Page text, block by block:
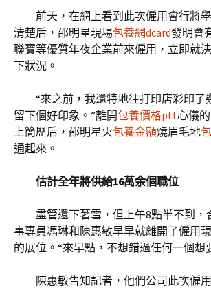
前天，在網上看到此次僱用會行將
清楚后，邵明星現場包養網dcard發明會
聯寶等優質年夜企業前來僱用，立即就
下狀況。
“來之前，我還特地往打印店彩印了
留下個好印象。”離開包養價格ptt心儀
上簡歷后，邵明星火包養金額燒眉毛地
通起來。
估計全年將供給16萬余個職位
盡管還下著雪，但上午8點半不到，
事專員馮琳和陳惠敏早早就離開了僱用
的展位。“來早點，不想錯過任何一個想
陳惠敏告知記者，他們公司此次僱